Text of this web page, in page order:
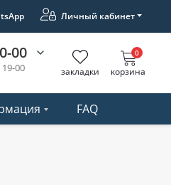
Личный кабинет
00
19-00 закладки корзина
0
FAQ